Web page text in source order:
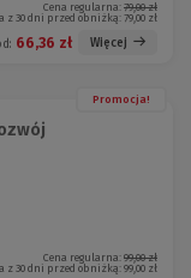
Cena regularna: 79,00 zł
z 30 dni przed obniżką: 79,00 zł
66,36 zł Więcej
Promocja!
Cena regularna: 99,00 zł
z 30 dni przed obniżką: 99,00 zł